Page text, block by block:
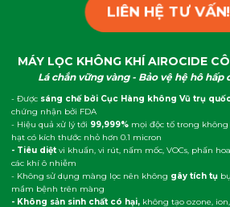
LIÊN HỆ TƯ VẤN!
- Được sáng chế bởi Cục Hàng không Vũ trụ
chứng nhận bởi FDA
- Hiệu quả xử lý tới 99,999% mọi độc tố trong
hạt có kích thước nhỏ hơn 0.1 micron
- Tiêu diệt vi khuẩn, vi rút, nấm mốc, VOCs, phấn
các khí ô nhiễm
- Không sử dụng màng lọc nên không gây tích tụ
mầm bệnh trên màng
- Không sản sinh chất có hại, không tạo ozone,
MÁY LỌC KHÔNG KHÍ AIROCIDE
Lá chắn vững vàng - Bảo vệ hệ hô hấp